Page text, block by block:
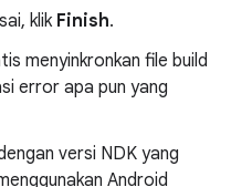
klik Finish.
menyinkronkan file build
error apa pun yang
versi NDK yang
Android